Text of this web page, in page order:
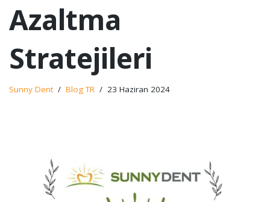
Azaltma
Stratejileri
Sunny Dent Blog TR 23 Haziran 2024